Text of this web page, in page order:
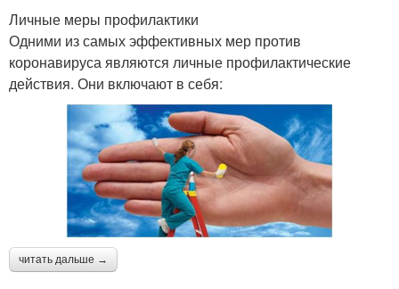
Личные меры профилактики
Одними из самых эффективных мер против
коронавируса являются личные профилактические
действия. Они включают в себя:
читать дальше →